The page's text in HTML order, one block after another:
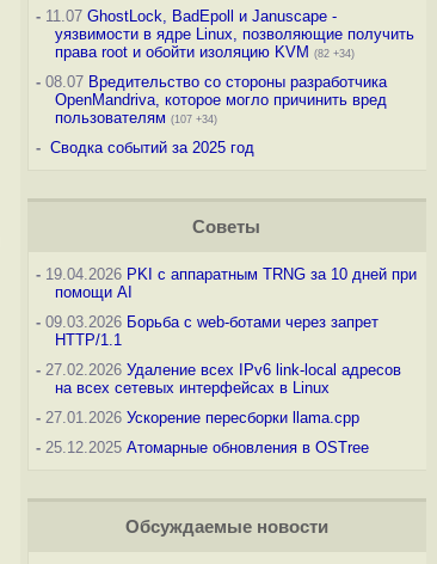
-11.07 GhostLock, BadEpoll и Januscape -
уязвимости в ядре Linux, позволяющие получить
права root и обойти изоляцию KVM (82 +34)
-08.07 Вредительство со стороны разработчика
OpenMandriva, которое могло причинить вред
пользователям (107 +34)
- Сводка событий за 2025 год
Советы
-19.04.2026 PKI с аппаратным TRNG за 10 дней при
помощи AI
-09.03.2026 Борьба с web-ботами через запрет
HTTP/1.1
-27.02.2026 Удаление всех IPv6 link-local адресов
на всех сетевых интерфейсах в Linux
-27.01.2026 Ускорение пересборки llama.cpp
-25.12.2025 Атомарные обновления в OSTree
Обсуждаемые новости